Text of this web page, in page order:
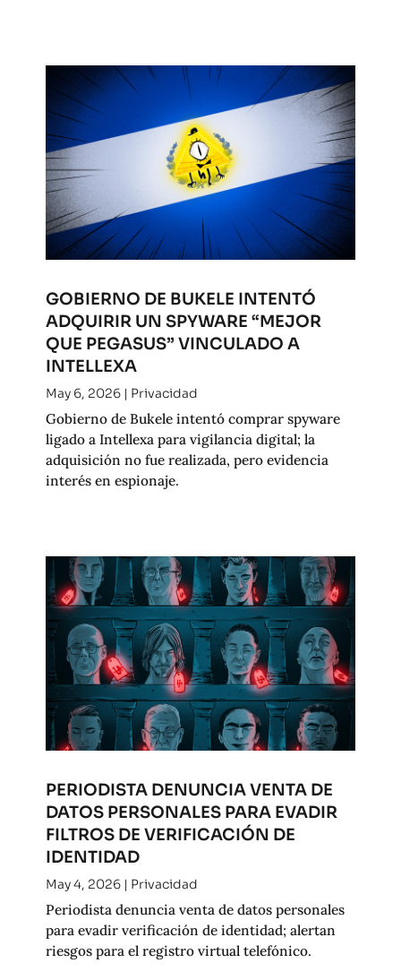
GOBIERNO DE BUKELE INTENTÓ
ADQUIRIR UN SPYWARE “MEJOR
QUE PEGASUS” VINCULADO A
INTELLEXA
May 6, 2026| Privacidad
Gobierno de Bukele intentó comprar spyware
ligado a Intellexa para vigilancia digital; la
adquisición no fue realizada, pero evidencia
interés en espionaje.
PERIODISTA DENUNCIA VENTA DE
DATOS PERSONALES PARA EVADIR
FILTROS DE VERIFICACIÓN DE
IDENTIDAD
May 4, 2026| Privacidad
Periodista denuncia venta de datos personales
para evadir verificación de identidad; alertan
riesgos para el registro virtual telefónico.